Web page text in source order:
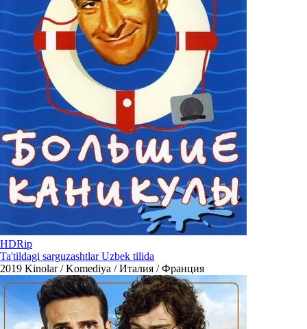
HDRip
Ta'tildagi sarguzashtlar Uzbek tilida
2019 Kinolar / Komediya / Италия / Франция